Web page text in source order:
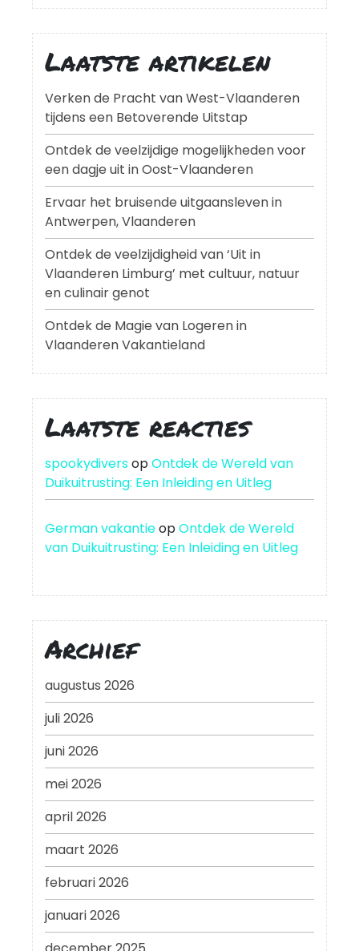
Laatste artikelen
Verken de Pracht van West-Vlaanderen
tijdens een Betoverende Uitstap
Ontdek de veelzijdige mogelijkheden voor
een dagje uit in Oost-Vlaanderen
Ervaar het bruisende uitgaansleven in
Antwerpen, Vlaanderen
Ontdek de veelzijdigheid van ‘Uit in
Vlaanderen Limburg’ met cultuur, natuur
en culinair genot
Ontdek de Magie van Logeren in
Vlaanderen Vakantieland
Laatste reacties
spookydiversopOntdek de Wereld van
Duikuitrusting: Een Inleiding en Uitleg
German vakantieopOntdek de Wereld
van Duikuitrusting: Een Inleiding en Uitleg
Archief
augustus 2026
juli 2026
juni 2026
mei 2026
april 2026
maart 2026
februari 2026
januari 2026